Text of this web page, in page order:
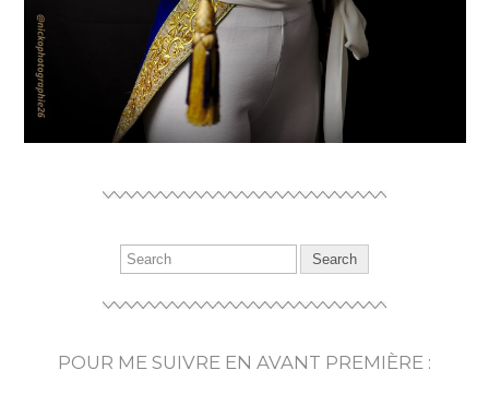
POUR ME SUIVRE EN AVANT PREMIÈRE :